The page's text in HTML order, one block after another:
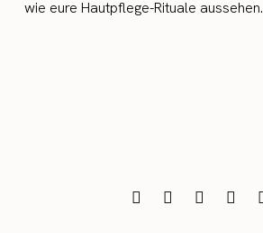
wie eure Hautpflege-Rituale aussehen.